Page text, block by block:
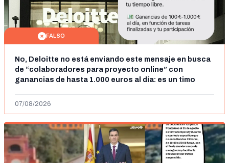
FALSO
No, Deloitte no está enviando este mensaje en busca
de “colaboradores para proyecto online” con
ganancias de hasta 1.000 euros al día: es un timo
07/08/2026